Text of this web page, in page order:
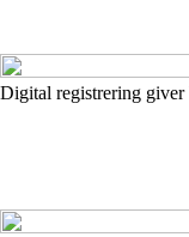
Digital registrering giver